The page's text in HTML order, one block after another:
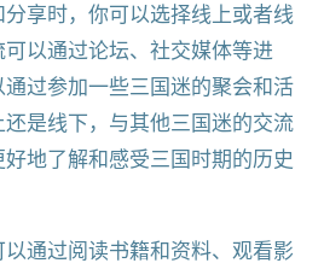
享时，你可以选择线上或者线
以通过论坛、社交媒体等进
过参加一些三国迷的聚会和活
是线下，与其他三国迷的交流
地了解和感受三国时期的历史
通过阅读书籍和资料、观看影